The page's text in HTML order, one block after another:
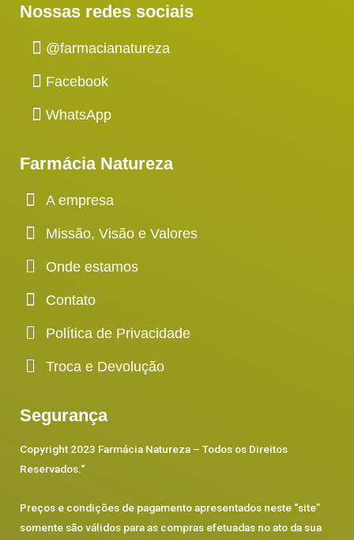
Nossas redes sociais
@farmacianatureza
Facebook
WhatsApp
Farmácia Natureza
A empresa
Missão, Visão e Valores
Onde estamos
Contato
Política de Privacidade
Troca e Devolução
Segurança
Copyright 2023 Farmácia Natureza – Todos os Direitos
Reservados.“
Preços e condições de pagamento apresentados neste “site”
somente são válidos para as compras efetuadas no ato da sua